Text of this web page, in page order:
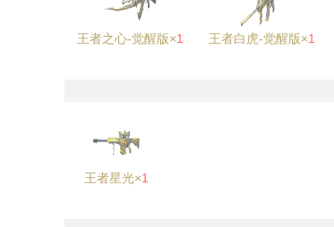
王者之心-觉醒版×1 王者白虎-觉醒版×1
王者星光×1